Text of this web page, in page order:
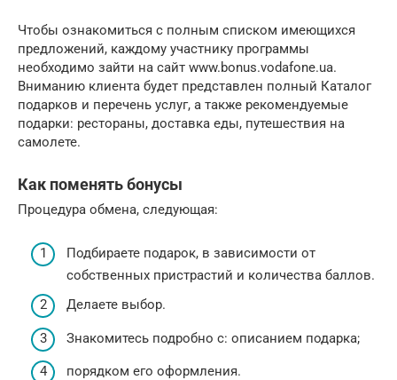
Чтобы ознакомиться с полным списком имеющихся
предложений, каждому участнику программы
необходимо зайти на сайт www.bonus.vodafone.ua.
Вниманию клиента будет представлен полный Каталог
подарков и перечень услуг, а также рекомендуемые
подарки: рестораны, доставка еды, путешествия на
самолете.
Как поменять бонусы
Процедура обмена, следующая:
Подбираете подарок, в зависимости от
собственных пристрастий и количества баллов.
Делаете выбор.
Знакомитесь подробно с: описанием подарка;
порядком его оформления.